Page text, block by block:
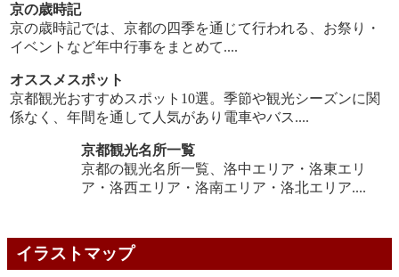
京の歳時記
京の歳時記では、京都の四季を通じて行われる、お祭り・
イベントなど年中行事をまとめて....
オススメスポット
京都観光おすすめスポット10選。季節や観光シーズンに関
係なく、年間を通して人気があり電車やバス....
京都観光名所一覧
京都の観光名所一覧、洛中エリア・洛東エリ
ア・洛西エリア・洛南エリア・洛北エリア....
イラストマップ